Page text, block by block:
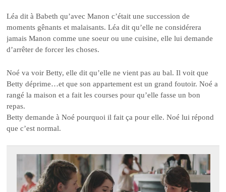
Léa dit à Babeth qu’avec Manon c’était une succession de
moments gênants et malaisants. Léa dit qu’elle ne considérera
jamais Manon comme une soeur ou une cuisine, elle lui demande
d’arrêter de forcer les choses.
Noé va voir Betty, elle dit qu’elle ne vient pas au bal. Il voit que
Betty déprime…et que son appartement est un grand foutoir. Noé a
rangé la maison et a fait les courses pour qu’elle fasse un bon
repas.
Betty demande à Noé pourquoi il fait ça pour elle. Noé lui répond
que c’est normal.